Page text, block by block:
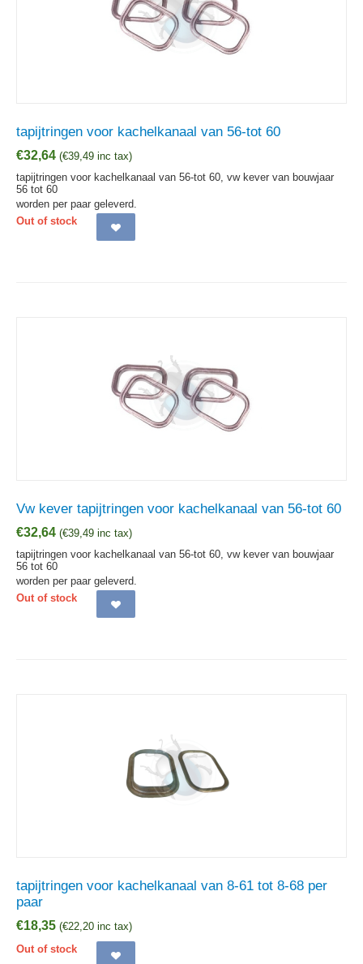
tapijtringen voor kachelkanaal van 56-tot 60
€32,64 (€39,49 inc tax)
tapijtringen voor kachelkanaal van 56-tot 60, vw kever van bouwjaar
56 tot 60
worden per paar geleverd.
Out of stock
Vw kever tapijtringen voor kachelkanaal van 56-tot 60
€32,64 (€39,49 inc tax)
tapijtringen voor kachelkanaal van 56-tot 60, vw kever van bouwjaar
56 tot 60
worden per paar geleverd.
Out of stock
tapijtringen voor kachelkanaal van 8-61 tot 8-68 per
paar
€18,35 (€22,20 inc tax)
Out of stock